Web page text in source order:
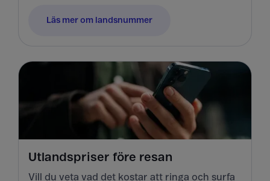
Läs mer om landsnummer
Utlandspriser före resan
Vill du veta vad det kostar att ringa och surfa